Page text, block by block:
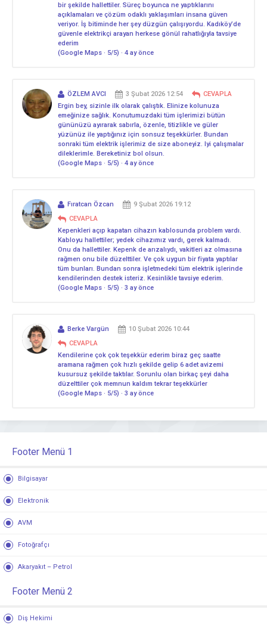
bir şekilde hallettiler. Süreç boyunca ne yaptıklarını
açıklamaları ve çözüm odaklı yaklaşımları insana güven
veriyor. İş bitiminde her şey düzgün çalışıyordu. Kadıköy’de
güvenle elektrikçi arayan herkese gönül rahatlığıyla tavsiye
ederim
(Google Maps · 5/5) · 4 ay önce
ÖZLEM AVCI 3 Şubat 2026 12:54
CEVAPLA
Ergin bey, sizinle ilk olarak çalıştık. Elinize kolunuza
emeğinize sağlık. Konutumuzdaki tüm işlerimizi bütün
gününüzü ayırarak sabırla, özenle, titizlikle ve güler
yüzünüz ile yaptığınız için sonsuz teşekkürler. Bundan
sonraki tüm elektrik işlerimiz de size aboneyiz. Iyi çalışmalar
dileklerimle. Bereketiniz bol olsun.
(Google Maps · 5/5) · 4 ay önce
Fıratcan Özcan
9 Şubat 2026 19:12
CEVAPLA
Kepenkleri açıp kapatan cihazın kablosunda problem vardı.
Kabloyu hallettiler; yedek cihazımız vardı, gerek kalmadı.
Onu da hallettiler. Kepenk de arızalıydı, vakitleri az olmasına
rağmen onu bile düzelttiler. Ve çok uygun bir fiyata yaptılar
tüm bunları. Bundan sonra işletmedeki tüm elektrik işlerinde
kendilerinden destek isteriz. Kesinlikle tavsiye ederim.
(Google Maps · 5/5) · 3 ay önce
Berke Vargün
10 Şubat 2026 10:44
CEVAPLA
Kendilerine çok çok teşekkür ederim biraz geç saatte
aramana rağmen çok hızlı şekilde gelip 6 adet avizemi
kusursuz şekilde taktılar. Sorunlu olan birkaç şeyi daha
düzelttiler çok memnun kaldım tekrar teşekkürler
(Google Maps · 5/5) · 3 ay önce
Footer Menü 1
Bilgisayar
Elektronik
AVM
Fotoğrafçı
Akaryakıt – Petrol
Footer Menü 2
Diş Hekimi